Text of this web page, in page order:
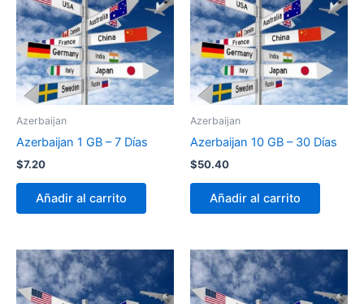
Azerbaijan
Azerbaijan 1 GB – 7 Días
$7.20
Añadir al carrito
Azerbaijan
Azerbaijan 10 GB – 30 Días
$50.40
Añadir al carrito